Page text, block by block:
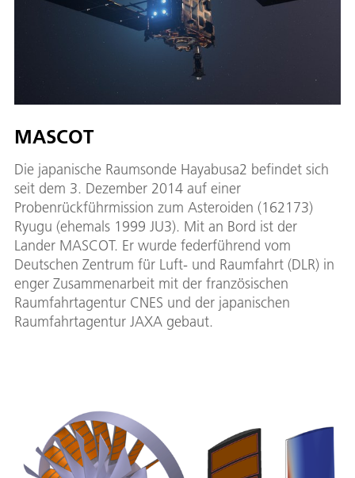
MASCOT
Die japanische Raumsonde Hayabusa2 befindet sich
seit dem 3. Dezember 2014 auf einer
Probenrückführmission zum Asteroiden (162173)
Ryugu (ehemals 1999 JU3). Mit an Bord ist der
Lander MASCOT. Er wurde federführend vom
Deutschen Zentrum für Luft- und Raumfahrt (DLR) in
enger Zusammenarbeit mit der französischen
Raumfahrtagentur CNES und der japanischen
Raumfahrtagentur JAXA gebaut.